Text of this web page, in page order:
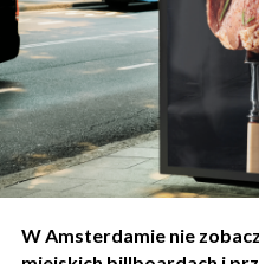
W Amsterdamie nie